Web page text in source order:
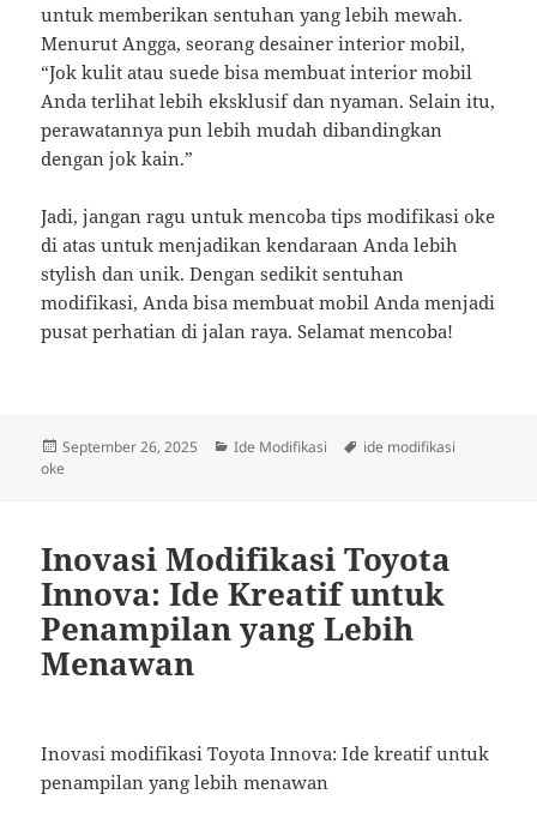
untuk memberikan sentuhan yang lebih mewah.
Menurut Angga, seorang desainer interior mobil,
“Jok kulit atau suede bisa membuat interior mobil
Anda terlihat lebih eksklusif dan nyaman. Selain itu,
perawatannya pun lebih mudah dibandingkan
dengan jok kain.”
Jadi, jangan ragu untuk mencoba tips modifikasi oke
di atas untuk menjadikan kendaraan Anda lebih
stylish dan unik. Dengan sedikit sentuhan
modifikasi, Anda bisa membuat mobil Anda menjadi
pusat perhatian di jalan raya. Selamat mencoba!
Posted
on
September 26, 2025 Categories
Ide Modifikasi Tags
ide modifikasi
oke
Inovasi Modifikasi Toyota
Innova: Ide Kreatif untuk
Penampilan yang Lebih
Menawan
Inovasi modifikasi Toyota Innova: Ide kreatif untuk
penampilan yang lebih menawan